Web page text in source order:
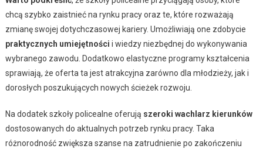
chcą szybko zaistnieć na rynku pracy oraz te, które rozważają
zmianę swojej dotychczasowej kariery. Umożliwiają one zdobycie
praktycznych umiejętności i wiedzy niezbędnej do wykonywania
wybranego zawodu. Dodatkowo elastyczne programy kształcenia
sprawiają, że oferta ta jest atrakcyjna zarówno dla młodzieży, jak i
dorosłych poszukujących nowych ścieżek rozwoju.
Na dodatek szkoły policealne oferują szeroki wachlarz kierunków
dostosowanych do aktualnych potrzeb rynku pracy. Taka
różnorodność zwiększa szanse na zatrudnienie po zakończeniu